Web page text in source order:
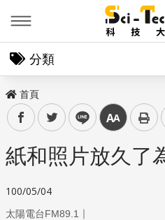
分類
首頁
facebooktwitter line 中
紙和照片放久了
100/05/04
太陽電台FM89.1 ｜